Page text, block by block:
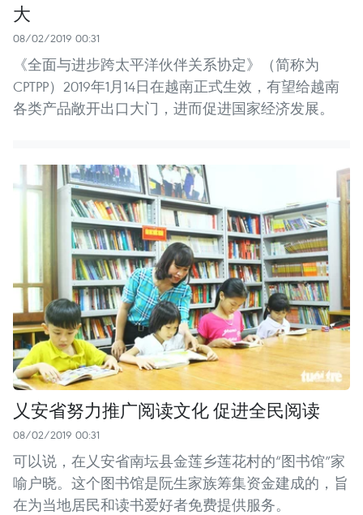
大
08/02/2019 00:31
《全面与进步跨太平洋伙伴关系协定》（简称为
CPTPP）2019年1月14日在越南正式生效，有望给越南
各类产品敞开出口大门，进而促进国家经济发展。
乂安省努力推广阅读文化 促进全民阅读
08/02/2019 00:31
可以说，在乂安省南坛县金莲乡莲花村的“图书馆”家
喻户晓。这个图书馆是阮生家族筹集资金建成的，旨
在为当地居民和读书爱好者免费提供服务。